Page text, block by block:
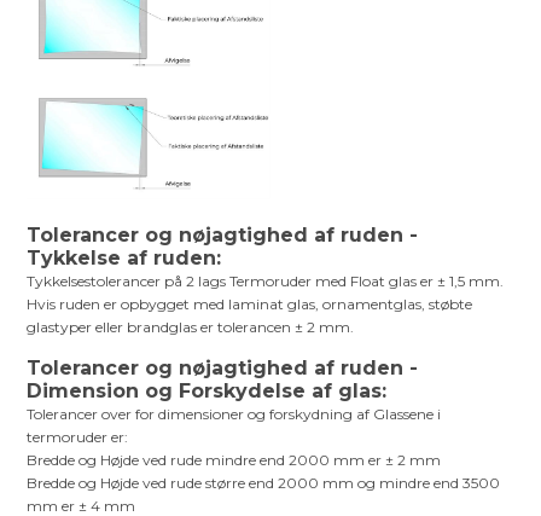
Tolerancer og nøjagtighed af ruden -
Tykkelse af ruden:
Tykkelsestolerancer på 2 lags Termoruder med Float glas er ± 1,5 mm.
Hvis ruden er opbygget med laminat glas, ornamentglas, støbte
glastyper eller brandglas er tolerancen ± 2 mm.
Tolerancer og nøjagtighed af ruden -
Dimension og Forskydelse af glas:
Tolerancer over for dimensioner og forskydning af Glassene i
termoruder er:
Bredde og Højde ved rude mindre end 2000 mm er ± 2 mm
Bredde og Højde ved rude større end 2000 mm og mindre end 3500
mm er ± 4 mm